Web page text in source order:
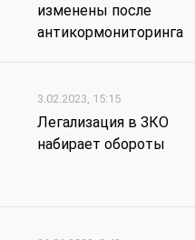
изменены после
антикормониторинга
3.02.2023, 15:15
Легализация в ЗКО
набирает обороты